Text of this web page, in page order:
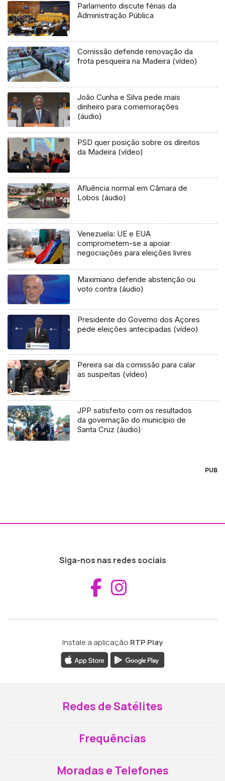
Parlamento discute férias da
Administração Pública
Comissão defende renovação da
frota pesqueira na Madeira (vídeo)
João Cunha e Silva pede mais
dinheiro para comemorações
(áudio)
PSD quer posição sobre os direitos
da Madeira (vídeo)
Afluência normal em Câmara de
Lobos (áudio)
Venezuela: UE e EUA
comprometem-se a apoiar
negociações para eleições livres
Maximiano defende abstenção ou
voto contra (áudio)
Presidente do Governo dos Açores
pede eleições antecipadas (vídeo)
Pereira sai da comissão para calar
as suspeitas (vídeo)
JPP satisfeito com os resultados
da governação do município de
Santa Cruz (áudio)
PUB
Siga-nos nas redes sociais
Aceder ao
Instale a aplicação RTP Play
Redes de Satélites
Frequências
Moradas e Telefones